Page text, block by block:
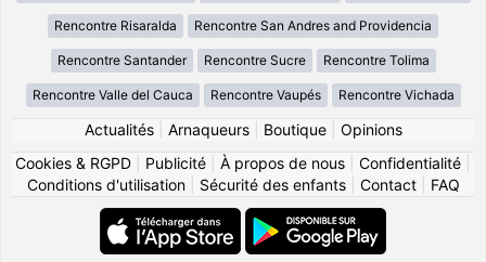
Rencontre Risaralda Rencontre San Andres and Providencia
Rencontre Santander Rencontre Sucre Rencontre Tolima
Rencontre Valle del Cauca Rencontre Vaupés Rencontre Vichada
Actualités| Arnaqueurs| Boutique| Opinions
Cookies & RGPD
Publicité À propos de nous Confidentialité
Conditions d'utilisation| Sécurité des enfants| Contact| FAQ